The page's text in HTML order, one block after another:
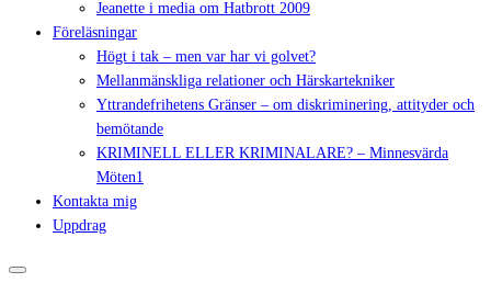
Jeanette i media om Hatbrott 2009
Föreläsningar
Högt i tak – men var har vi golvet?
Mellanmänskliga relationer och Härskartekniker
Yttrandefrihetens Gränser – om diskriminering, attityder och
bemötande
KRIMINELL ELLER KRIMINALARE? – Minnesvärda
Möten1
Kontakta mig
Uppdrag